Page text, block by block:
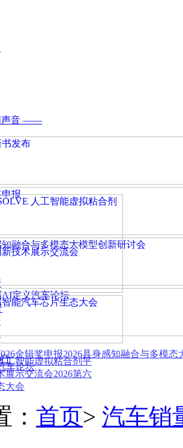
声音 ——
金辑奖申报2026具身感知融合与多模态
车论坛
工智能虚拟粘合剂平
展示交流会2026第六
大会
首页> 汽车销